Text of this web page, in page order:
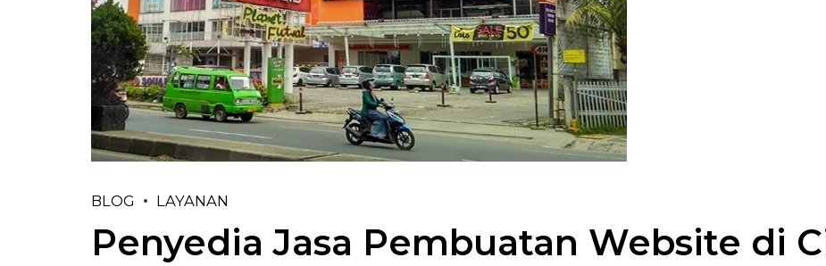
BLOG LAYANAN
Penyedia Jasa Pembuatan Website di